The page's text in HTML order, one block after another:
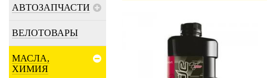
АВТОЗАПЧАСТИ
ВЕЛОТОВАРЫ
МАСЛА,
ХИМИЯ